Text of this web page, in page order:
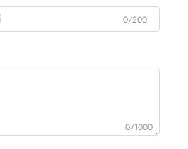
0/200
0/1000